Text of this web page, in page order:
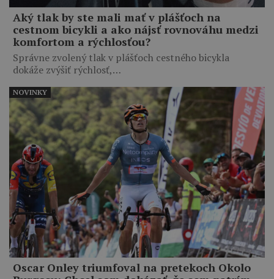
Aký tlak by ste mali mať v plášťoch na
cestnom bicykli a ako nájsť rovnováhu medzi
komfortom a rýchlosťou?
Správne zvolený tlak v plášťoch cestného bicykla
dokáže zvýšiť rýchlosť,…
Oscar Onley triumfoval na pretekoch Okolo
NOVINKY